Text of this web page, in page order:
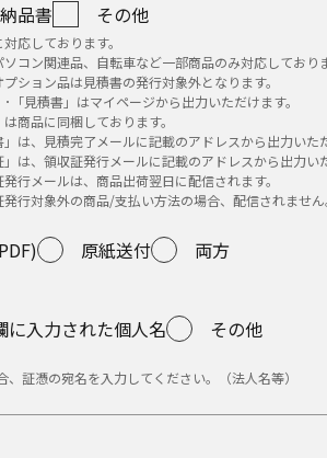
め
様に関する個人情報の利用目的
会社
目黒ビル
ルを含む)及び口頭(電話を含む)等
に限ります。以下この条において同じ
(2)の規定に従って仮名加工情報を取
。
納品書 その他
応しております。
コン関連品、自転車など一部商品のみ対応しておりま
ション品は見積書の発行対象外となります。
見積書」はマイページから出力いただけます。
同梱しております。
は、見積完了メールに記載のアドレスから出力いただ
証発行メールに記載のアドレスから出力いた
は、商品出荷翌日に配信されます。
商品/支払い方法の場合、配信されません
原紙送付 両方
に入力された個人名 その他
、証憑の宛名を入力してください。（法人名等）